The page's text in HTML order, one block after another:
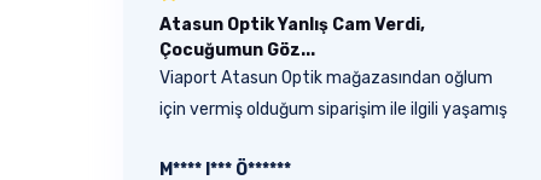
Atasun Optik Yanlış Cam Verdi,
Çocuğumun Göz...
Viaport Atasun Optik mağazasından oğlum
için vermiş olduğum siparişim ile ilgili yaşamış
M**** I*** Ö******